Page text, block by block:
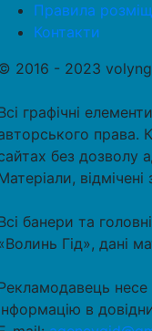
Правила
Контакти
2016 - 2023
графічні
права.
без дозволу
банери та
Гід», дані
несе
в